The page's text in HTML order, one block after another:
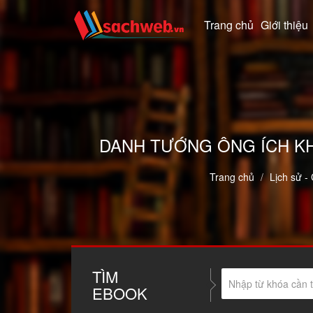
Trang chủ Giới thiệu
DANH TƯỚNG ÔNG ÍCH
Trang chủ Lịch sử -
TÌM
EBOOK